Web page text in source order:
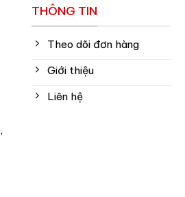
,
THÔNG TIN
Theo dõi đơn hàng
Giới thiệu
Liên hệ